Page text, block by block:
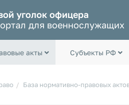
уголок офицера
для военнослужащих
акты Субъекты РФ
База нормативно-правовых